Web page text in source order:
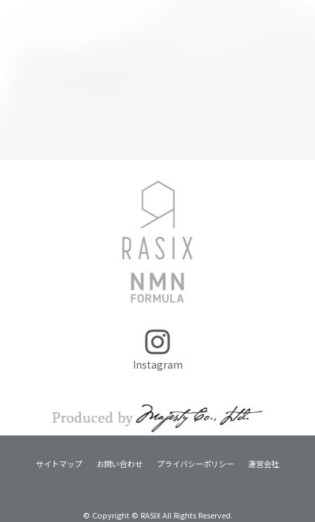
Instagram
サイトマップ お問い合わせ プライバシーポリシー 運営会社
© Copyright © RASIX All Rights Reserved.